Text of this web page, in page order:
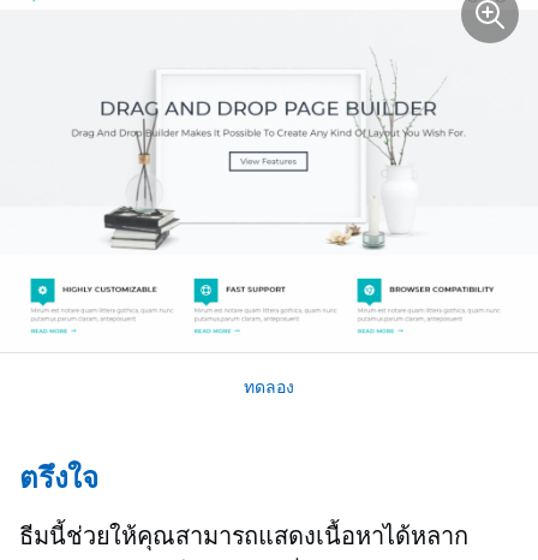
ทดลอง
ตรึงใจ
ธีมนี้ช่วยให้คุณสามารถแสดงเนื้อหาได้หลาก